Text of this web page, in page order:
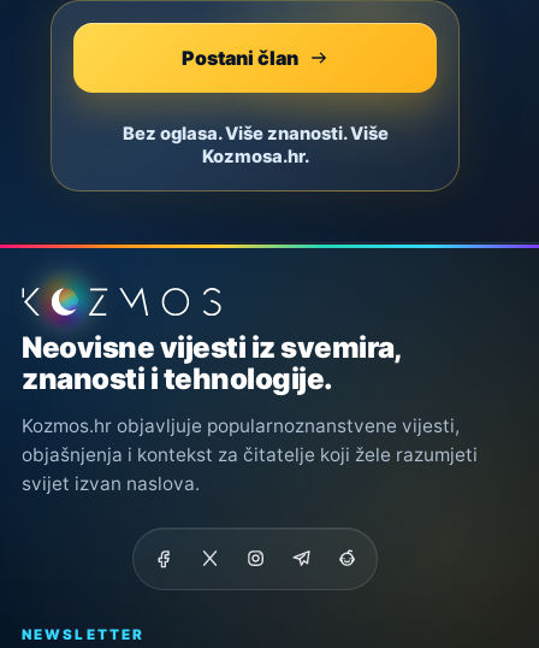
Postani član
Bez oglasa. Više znanosti. Više
Kozmosa.hr.
Podnožje stranice
Neovisne vijesti iz svemira,
znanosti i tehnologije.
Kozmos.hr objavljuje popularnoznanstvene vijesti,
objašnjenja i kontekst za čitatelje koji žele razumjeti
svijet izvan naslova.
NEWSLETTER